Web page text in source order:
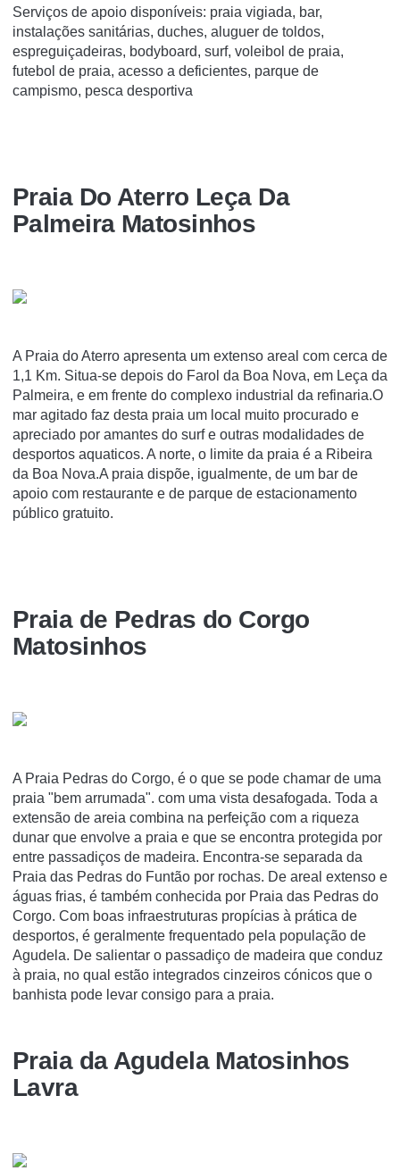
Serviços de apoio disponíveis: praia vigiada, bar,
instalações sanitárias, duches, aluguer de toldos,
espreguiçadeiras, bodyboard, surf, voleibol de praia,
futebol de praia, acesso a deficientes, parque de
campismo, pesca desportiva
Praia Do Aterro Leça Da
Palmeira Matosinhos
A Praia do Aterro apresenta um extenso areal com cerca de
1,1 Km. Situa-se depois do Farol da Boa Nova, em Leça da
Palmeira, e em frente do complexo industrial da refinaria.O
mar agitado faz desta praia um local muito procurado e
apreciado por amantes do surf e outras modalidades de
desportos aquaticos. A norte, o limite da praia é a Ribeira
da Boa Nova.A praia dispõe, igualmente, de um bar de
apoio com restaurante e de parque de estacionamento
público gratuito.
Praia de Pedras do Corgo
Matosinhos
A Praia Pedras do Corgo, é o que se pode chamar de uma
praia "bem arrumada". com uma vista desafogada. Toda a
extensão de areia combina na perfeição com a riqueza
dunar que envolve a praia e que se encontra protegida por
entre passadiços de madeira. Encontra-se separada da
Praia das Pedras do Funtão por rochas. De areal extenso e
águas frias, é também conhecida por Praia das Pedras do
Corgo. Com boas infraestruturas propícias à prática de
desportos, é geralmente frequentado pela população de
Agudela. De salientar o passadiço de madeira que conduz
à praia, no qual estão integrados cinzeiros cónicos que o
banhista pode levar consigo para a praia.
Praia da Agudela Matosinhos
Lavra